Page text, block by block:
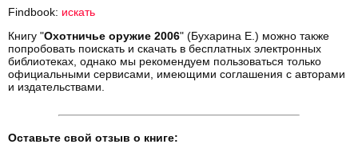
Findbook: искать
Книгу "Охотничье оружие 2006" (Бухарина Е.) можно также
попробовать поискать и скачать в бесплатных электронных
библиотеках, однако мы рекомендуем пользоваться только
официальными сервисами, имеющими соглашения с авторами
и издательствами.
Оставьте свой отзыв о книге: